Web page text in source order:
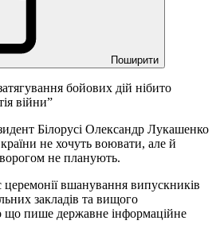
Поширити
бойових дій нібито
війни”
Білорусі Олександр Лукашенко
не хочуть воювати, але й
не планують.
церемонії вшанування випускників
закладів та вищого
що пише державне інформаційне